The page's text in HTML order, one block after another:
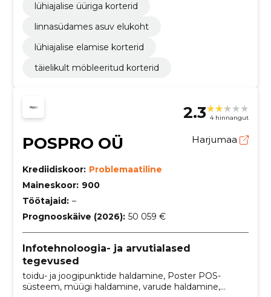
lühiajalise üüriga korterid
linnasüdames asuv elukoht
lühiajalise elamise korterid
täielikult möbleeritud korterid
2.3 4 hinnangut
POSPRO OÜ Harjumaa
Krediidiskoor: Problemaatiline
Maineskoor: 900
Töötajaid: –
Prognooskäive (2026): 50 059 €
Infotehnoloogia- ja arvutialased
tegevused
toidu- ja joogipunktide haldamine, Poster POS-
süsteem, müügi haldamine, varude haldamine,